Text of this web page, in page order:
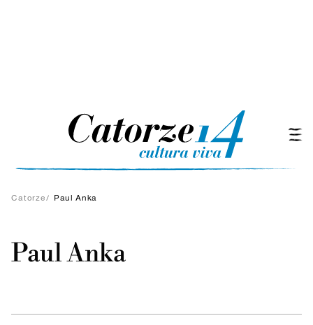
Catorze/ Paul Anka
Paul Anka